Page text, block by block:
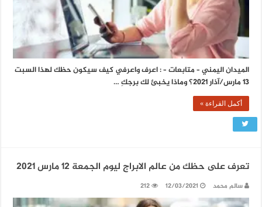
الميدان اليمني – متابعات – : اعرف واعرفي كيف سيكون حظك لهذا السبت
13 مارس/آذار 2021؟ وماذا يخبئ لك برجكِ …
أكمل القراءة »
تعرف على حظك من عالم الابراج ليوم الجمعة 12 مارس 2021
سالم محمد 12/03/2021
212